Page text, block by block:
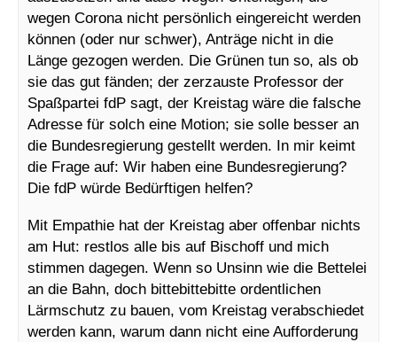
wegen Corona nicht persönlich eingereicht werden
können (oder nur schwer), Anträge nicht in die
Länge gezogen werden. Die Grünen tun so, als ob
sie das gut fänden; der zerzauste Professor der
Spaßpartei fdP sagt, der Kreistag wäre die falsche
Adresse für solch eine Motion; sie solle besser an
die Bundesregierung gestellt werden. In mir keimt
die Frage auf: Wir haben eine Bundesregierung?
Die fdP würde Bedürftigen helfen?
Mit Empathie hat der Kreistag aber offenbar nichts
am Hut: restlos alle bis auf Bischoff und mich
stimmen dagegen. Wenn so Unsinn wie die Bettelei
an die Bahn, doch bittebittebitte ordentlichen
Lärmschutz zu bauen, vom Kreistag verabschiedet
werden kann, warum dann nicht eine Aufforderung